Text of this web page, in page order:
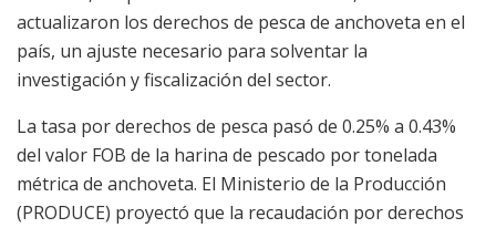
actualizaron los derechos de pesca de anchoveta en el
país, un ajuste necesario para solventar la
investigación y fiscalización del sector.
La tasa por derechos de pesca pasó de 0.25% a 0.43%
del valor FOB de la harina de pescado por tonelada
métrica de anchoveta. El Ministerio de la Producción
(PRODUCE) proyectó que la recaudación por derechos